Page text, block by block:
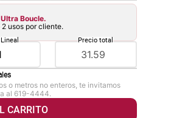
Boucle.
usos por cliente.
Precio total
o metros no enteros, te invitamos
al 619-4444.
CARRITO